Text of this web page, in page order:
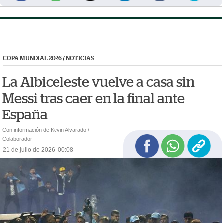
COPA MUNDIAL 2026/NOTICIAS
La Albiceleste vuelve a casa sin
Messi tras caer en la final ante
España
Con información de Kevin Alvarado /
Colaborador
21 de julio de 2026, 00:08